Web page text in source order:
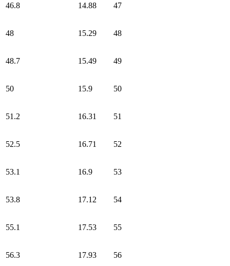
46.8 14.88 47
48 15.29 48
48.7 15.49 49
50 15.9 50
51.2 16.31 51
52.5 16.71 52
53.1 16.9 53
53.8 17.12 54
55.1 17.53 55
56.3 17.93 56